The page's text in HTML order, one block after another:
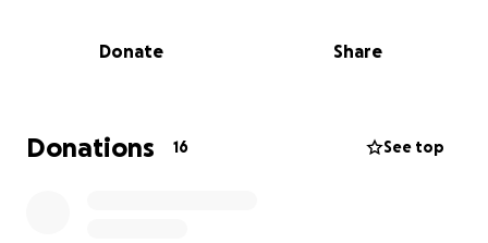
Afrika om te groeien en bloeien – op het veld én in
Voetbal meer is dan sport — het is weg naar groei,
verandering en nieuwe kansen.
Donate Share
Donations 16 See top